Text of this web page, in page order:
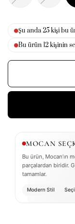
Şu anda25kişi bu
Bu ürün12kişinin
MOCAN
Bu ürün, Mocan’ın
parçalardan biridir.
tamamlar.
Modern Stil